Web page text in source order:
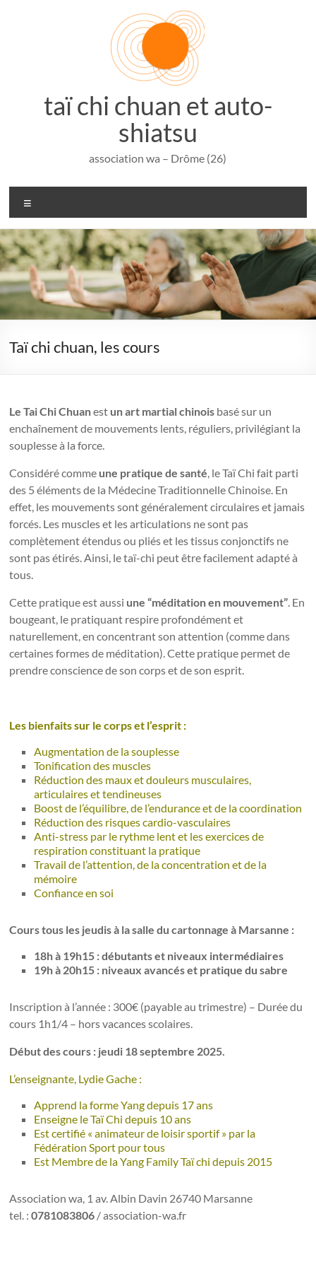
taï chi chuan et auto-
shiatsu
association wa – Drôme (26)
Taï chi chuan, les cours
Le Tai Chi Chuanest unart martialchinois basé sur un
enchaînement de mouvements lents, réguliers, privilégiant la
souplesse à la force.
Considéré comme une pratique de santé , le Taï Chi fait parti
des 5 éléments de la Médecine Traditionnelle Chinoise. En
effet, les mouvements sont généralement circulaires et jamais
forcés. Les muscles et les articulations ne sont pas
complètement étendus ou pliés et les tissus conjonctifs ne
sont pas étirés. Ainsi, le taï-chi peut être facilement adapté à
tous.
Cette pratique est aussi une “méditation en mouvement” . En
bougeant, le pratiquant respire profondément et
naturellement, en concentrant son attention (comme dans
certaines formes de méditation). Cette pratique permet de
prendre conscience de son corps et de son esprit.
Les bienfaits sur le corps et l’esprit :
Augmentation de la souplesse
Tonification des muscles
Réduction des maux et douleurs musculaires,
articulaires et tendineuses
Boost de l’équilibre, de l’endurance et de la coordination
Réduction des risques cardio-vasculaires
Anti-stress par le rythme lent et les exercices de
respiration constituant la pratique
Travail de l’attention, de la concentration et de la
mémoire
Confiance en soi
Cours tous les jeudis à la salle du cartonnage à Marsanne :
18h à 19h15 : débutants et niveaux intermédiaires
19h à 20h15 : niveaux avancés et pratique du sabre
Inscription à l’année : 300€ (payable au trimestre) – Durée du
cours 1h1/4 – hors vacances scolaires.
Début des cours : jeudi 18 septembre 2025.
L’enseignante, Lydie Gache :
Apprend la forme Yang depuis 17 ans
Enseigne le Taï Chi depuis 10 ans
Est certifié « animateur de loisir sportif » par la
Fédération Sport pour tous
Est Membre de la Yang Family Taï chi depuis 2015
Association wa, 1 av. Albin Davin 26740 Marsanne
tel. :0781083806 / association-wa.fr